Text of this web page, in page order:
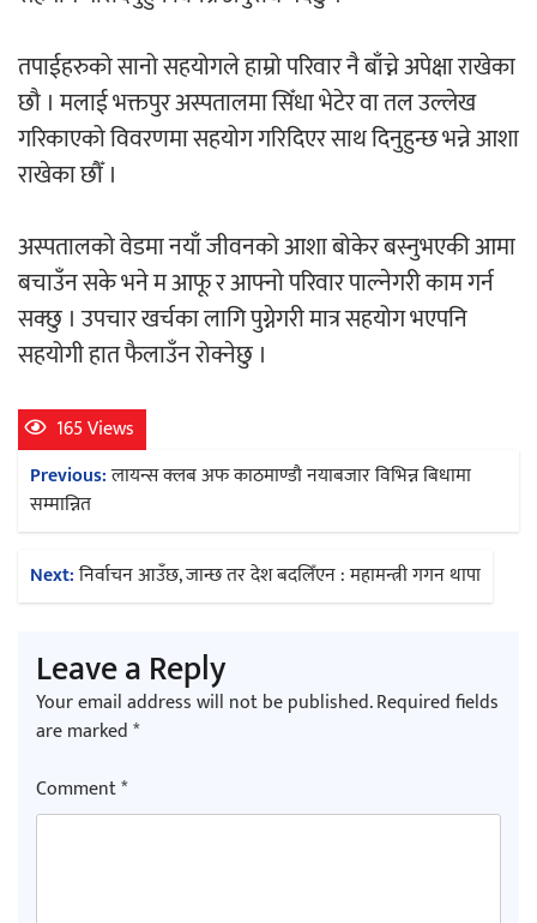
तपाईहरुको सानो सहयोगले हाम्रो परिवार नै बाँच्ने अपेक्षा राखेका
छौ । मलाई भक्तपुर अस्पतालमा सिँधा भेटेर वा तल उल्लेख
गरिकाएको विवरणमा सहयोग गरिदिएर साथ दिनुहुन्छ भन्ने आशा
राखेका छौँ ।
अस्पतालको वेडमा नयाँ जीवनको आशा बोकेर बस्नुभएकी आमा
बचाउँन सके भने म आफू र आफ्नो परिवार पाल्नेगरी काम गर्न
सक्छु । उपचार खर्चका लागि पुग्नेगरी मात्र सहयोग भएपनि
सहयोगी हात फैलाउँन रोक्नेछु ।
165 Views
Post
navigation
Previous:लायन्स क्लब अफ काठमाण्डौ नयाबजार विभिन्न बिधामा
सम्मान्नित
Next:निर्वाचन आउँछ, जान्छ तर देश बदलिँएन : महामन्त्री गगन थापा
Leave a Reply
Your email address will not be published.Required fields
are marked*
Comment*